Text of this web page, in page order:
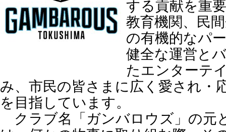
する貢献を重
教育機関、民
の有機的なパ
健全な運営と
たエンターテ
み、市民の皆さまに広く愛され・
を目指しています。
クラブ名「ガンバロウズ」の元